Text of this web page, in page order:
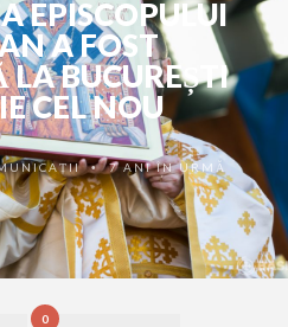
EPISCOPULUI
A FOST
BUCUREȘTI
CEL NOU
•7 ANI ÎN URMĂ
0